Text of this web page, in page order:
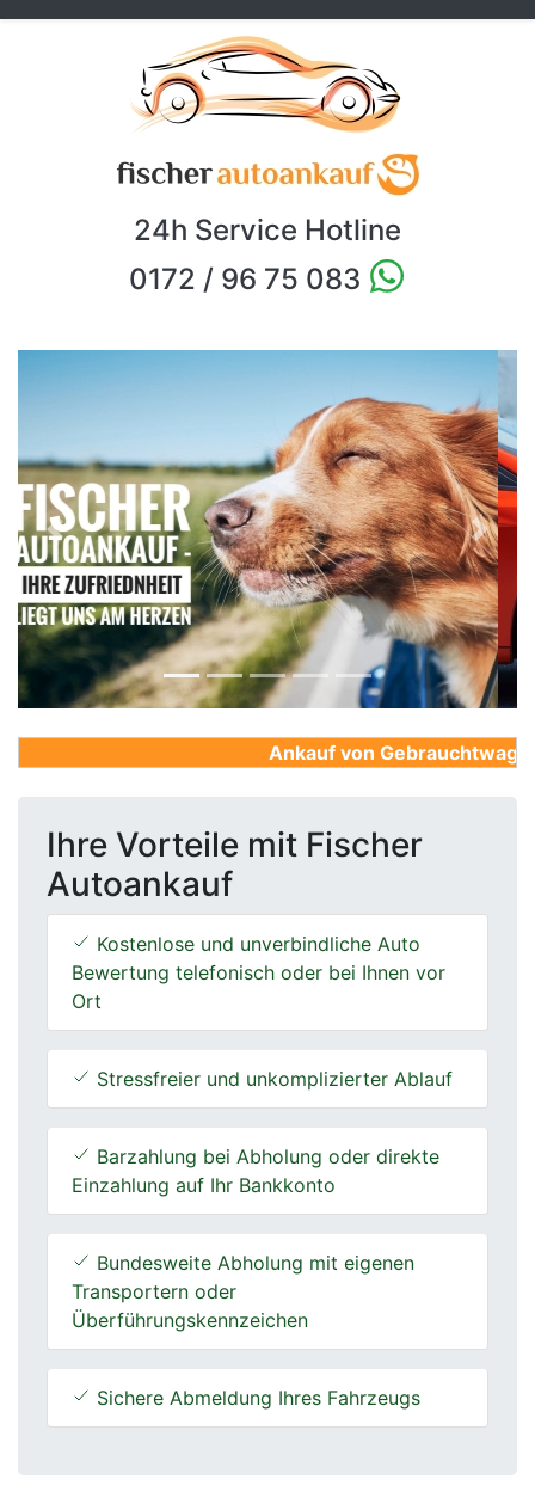
24h Service Hotline
0172 / 96 75 083
Previous Next
Ankauf von
Ihre Vorteile mit Fischer
Autoankauf
Kostenlose und unverbindliche Auto
Bewertung telefonisch oder bei Ihnen vor
Ort
Stressfreier und unkomplizierter Ablauf
Barzahlung bei Abholung oder direkte
Einzahlung auf Ihr Bankkonto
Bundesweite Abholung mit eigenen
Transportern oder
Überführungskennzeichen
Sichere Abmeldung Ihres Fahrzeugs